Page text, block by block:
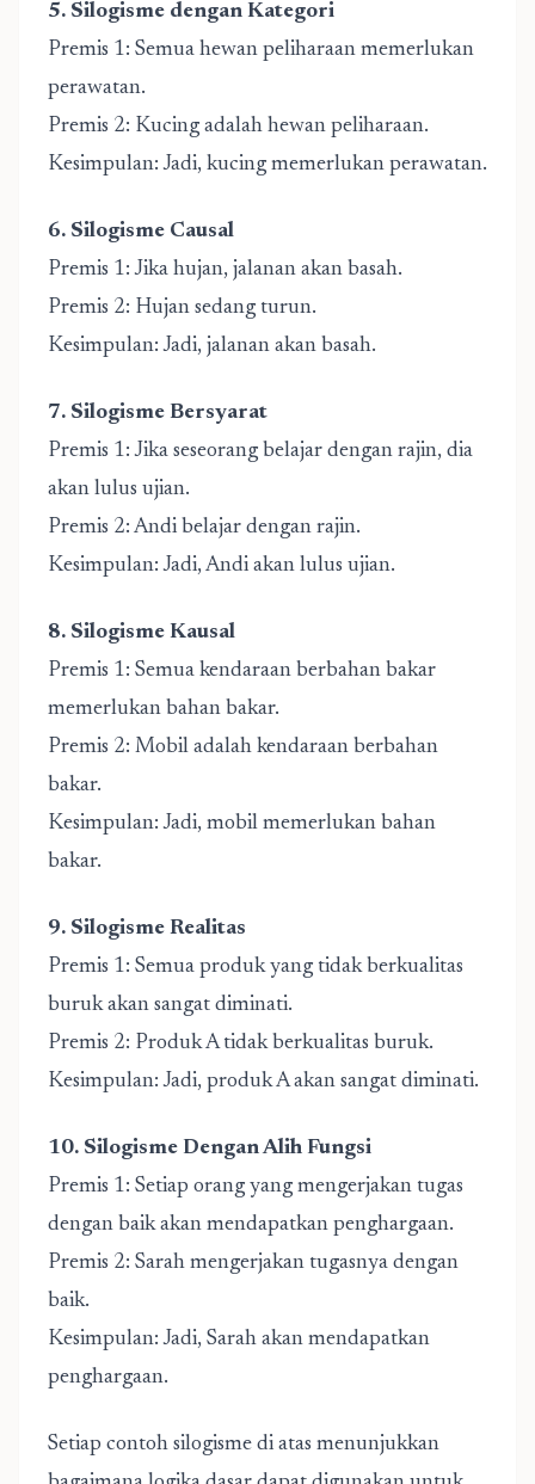
5. Silogisme dengan Kategori
Premis 1: Semua hewan peliharaan memerlukan
perawatan.
Premis 2: Kucing adalah hewan peliharaan.
Kesimpulan: Jadi, kucing memerlukan perawatan.
6. Silogisme Causal
Premis 1: Jika hujan, jalanan akan basah.
Premis 2: Hujan sedang turun.
Kesimpulan: Jadi, jalanan akan basah.
7. Silogisme Bersyarat
Premis 1: Jika seseorang belajar dengan rajin, dia
akan lulus ujian.
Premis 2: Andi belajar dengan rajin.
Kesimpulan: Jadi, Andi akan lulus ujian.
8. Silogisme Kausal
Premis 1: Semua kendaraan berbahan bakar
memerlukan bahan bakar.
Premis 2: Mobil adalah kendaraan berbahan
bakar.
Kesimpulan: Jadi, mobil memerlukan bahan
bakar.
9. Silogisme Realitas
Premis 1: Semua produk yang tidak berkualitas
buruk akan sangat diminati.
Premis 2: Produk A tidak berkualitas buruk.
Kesimpulan: Jadi, produk A akan sangat diminati.
10. Silogisme Dengan Alih Fungsi
Premis 1: Setiap orang yang mengerjakan tugas
dengan baik akan mendapatkan penghargaan.
Premis 2: Sarah mengerjakan tugasnya dengan
baik.
Kesimpulan: Jadi, Sarah akan mendapatkan
penghargaan.
Setiap contoh silogisme di atas menunjukkan